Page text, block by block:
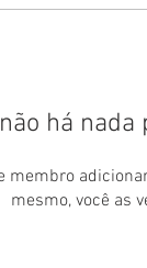
há
membro
mesmo, você as